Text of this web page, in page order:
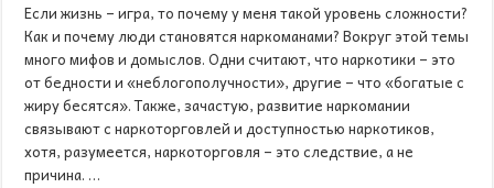
Если жизнь – игра, то почему у меня такой уровень сложности?
Как и почему люди становятся наркоманами? Вокруг этой темы
много мифов и домыслов. Одни считают, что наркотики – это
от бедности и «неблогополучности», другие – что «богатые с
жиру бесятся». Также, зачастую, развитие наркомании
связывают с наркоторговлей и доступностью наркотиков,
хотя, разумеется, наркоторговля – это следствие, а не
причина. …